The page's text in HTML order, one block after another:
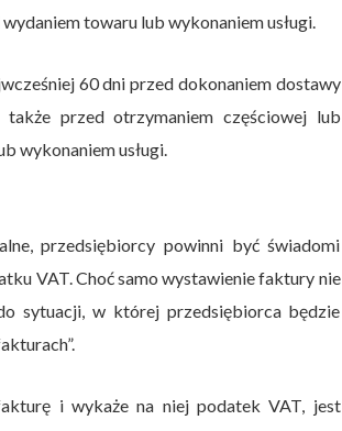
towaru lub wykonaniem usługi.
60 dni przed dokonaniem dostawy
przed otrzymaniem częściowej lub
wykonaniem usługi.
przedsiębiorcy powinni być świadomi
VAT. Choć samo wystawienie faktury nie
sytuacji, w której przedsiębiorca będzie
i wykaże na niej podatek VAT, jest